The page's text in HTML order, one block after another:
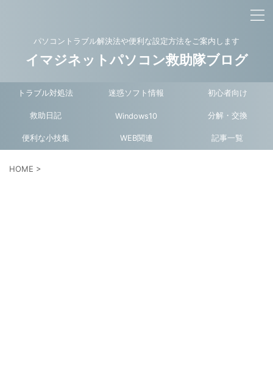
パソコントラブル解決法や便利な設定方法をご案内します
イマジネットパソコン救助隊ブログ
トラブル対処法 迷惑ソフト情報 初心者向け
救助日記 Windows10 分解・交換
便利な小技集 WEB関連 記事一覧
HOME >